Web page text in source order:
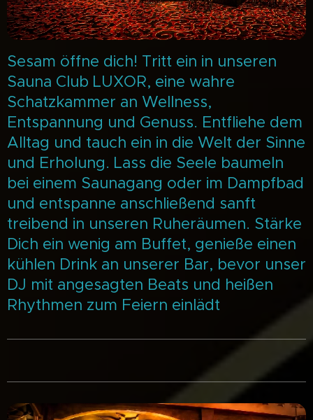
Sesam öffne dich! Tritt ein in unseren
Sauna Club LUXOR, eine wahre
Schatzkammer an Wellness,
Entspannung und Genuss. Entfliehe dem
Alltag und tauch ein in die Welt der Sinne
und Erholung. Lass die Seele baumeln
bei einem Saunagang oder im Dampfbad
und entspanne anschließend sanft
treibend in unseren Ruheräumen. Stärke
Dich ein wenig am Buffet, genieße einen
kühlen Drink an unserer Bar, bevor unser
DJ mit angesagten Beats und heißen
Rhythmen zum Feiern einlädt